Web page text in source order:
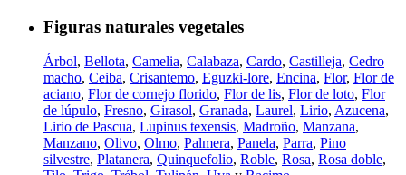
Figuras naturales vegetales
Árbol, Bellota, Camelia, Calabaza, Cardo, Castilleja, Cedro
macho, Ceiba, Crisantemo, Eguzki-lore, Encina, Flor, Flor de
aciano, Flor de cornejo florido, Flor de lis, Flor de loto, Flor
de lúpulo, Fresno, Girasol, Granada, Laurel, Lirio, Azucena,
Lirio de Pascua, Lupinus texensis, Madroño, Manzana,
Manzano, Olivo, Olmo, Palmera, Panela, Parra, Pino
silvestre, Platanera, Quinquefolio, Roble, Rosa, Rosa doble,